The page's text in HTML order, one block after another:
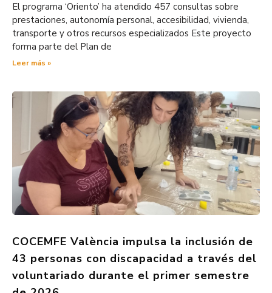
El programa ‘Oriento’ ha atendido 457 consultas sobre
prestaciones, autonomía personal, accesibilidad, vivienda,
transporte y otros recursos especializados Este proyecto
forma parte del Plan de
Leer más »
COCEMFE València impulsa la inclusión de
43 personas con discapacidad a través del
voluntariado durante el primer semestre